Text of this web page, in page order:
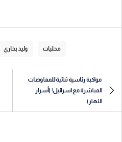
محليات وليد بخاري
مواكبة رئاسية ثنائية للمفاوضات
المباشرة مع اسرائيل! (أسرار
النهار)